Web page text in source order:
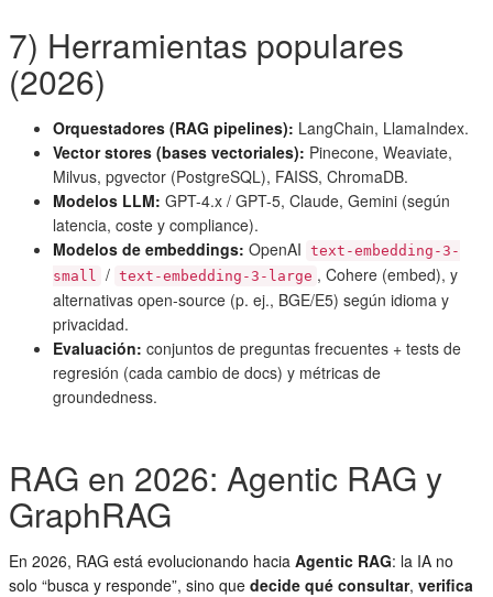
7) Herramientas populares
(2026)
Orquestadores (RAG pipelines): LangChain, LlamaIndex.
Vector stores (bases vectoriales): Pinecone, Weaviate,
Milvus, pgvector (PostgreSQL), FAISS, ChromaDB.
Modelos LLM: GPT-4.x / GPT-5, Claude, Gemini (según
latencia, coste y compliance).
Modelos de embeddings: OpenAI text-embedding-3-
small / text-embedding-3-large , Cohere (embed), y
alternativas open-source (p. ej., BGE/E5) según idioma y
privacidad.
Evaluación: conjuntos de preguntas frecuentes + tests de
regresión (cada cambio de docs) y métricas de
groundedness.
RAG en 2026: Agentic RAG y
GraphRAG
En 2026, RAG está evolucionando hacia Agentic RAG: la IA no
solo “busca y responde”, sino que decide qué consultar, verifica